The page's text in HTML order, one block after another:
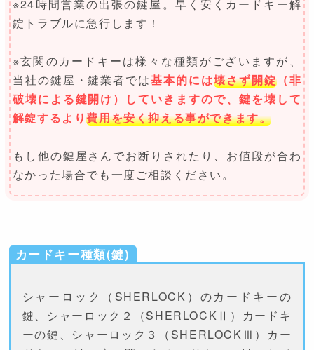
※24時間営業の出張の鍵屋。早く安くカードキー解
錠トラブルに急行します！
※玄関のカードキーは様々な種類がございますが、
当社の鍵屋・鍵業者では基本的には壊さず開錠（非
破壊による鍵開け）していきますので、鍵を壊して
解錠するより費用を安く抑える事ができます。
もし他の鍵屋さんでお断りされたり、お値段が合わ
なかった場合でも一度ご相談ください。
カードキー種類(鍵)
シャーロック（SHERLOCK）のカードキーの
鍵、シャーロック２（SHERLOCKⅡ）カードキ
ーの鍵、シャーロック３（SHERLOCKⅢ）カー